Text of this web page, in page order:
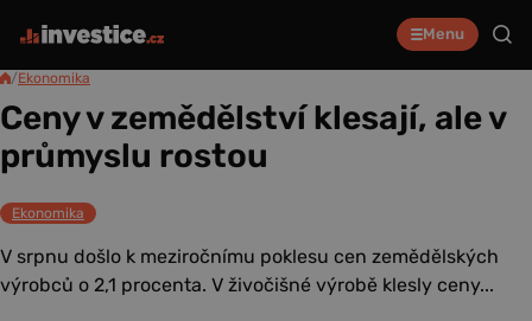
Menu
/Ekonomika
Ceny v zemědělství klesají, ale v
průmyslu rostou
Ekonomika
V srpnu došlo k meziročnímu poklesu cen zemědělských
výrobců o 2,1 procenta. V živočišné výrobě klesly ceny...